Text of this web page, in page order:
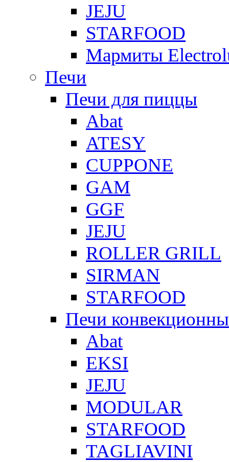
JEJU
STARFOOD
Мармиты
Печи
Печи для пиццы
Abat
ATESY
CUPPONE
GAM
GGF
JEJU
ROLLER GRILL
SIRMAN
STARFOOD
Печи
Abat
EKSI
JEJU
MODULAR
STARFOOD
TAGLIAVINI